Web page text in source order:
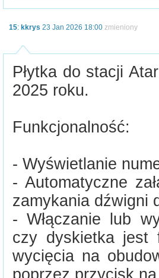
15: kkrys 23 Jan 2026 18:00 zmieniony
Płytka do stacji
2025 roku.
Funkcjonalność:
- Wyświetlanie
- Automatyczne
zamykania dźwigni
- Włączanie lub
czy dyskietka jest
wycięcia na